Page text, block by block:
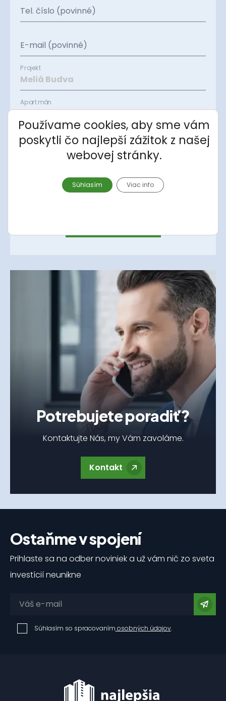
Tel. číslo (povinné)
E-mail (povinné)
Projekt
Apartmán
Správa
Potrebujete poradiť?
Kontaktujte Nás, my Vám zavoláme.
Kontakt
Ostaňme v spojení
Prihlaste sa na odber noviniek a už vám nič zo sveta
investícií neunikne
Súhlasím so spracovaním osobných údajov.
Používame cookies, aby sme vám
poskytli čo najlepší zážitok z našej
webovej stránky.
Súhlasím Viac info